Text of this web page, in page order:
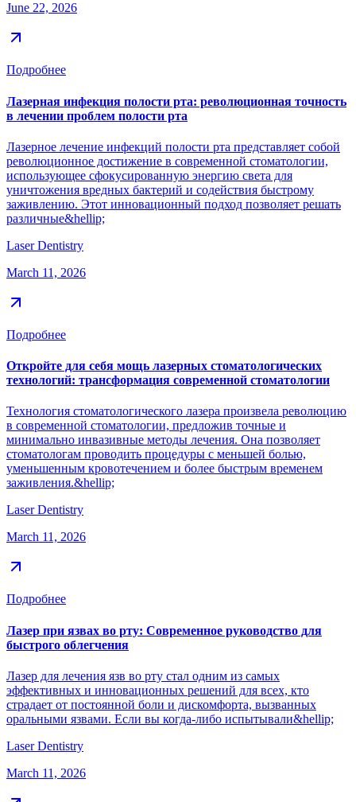
June 22, 2026
Подробнее
Лазерная инфекция полости рта: революционная точность
в лечении проблем полости рта
Лазерное лечение инфекций полости рта представляет собой
революционное достижение в современной стоматологии,
использующее сфокусированную энергию света для
уничтожения вредных бактерий и содействия быстрому
заживлению. Этот инновационный подход позволяет решать
различные&hellip;
Laser Dentistry
March 11, 2026
Подробнее
Откройте для себя мощь лазерных стоматологических
технологий: трансформация современной стоматологии
Технология стоматологического лазера произвела революцию
в современной стоматологии, предложив точные и
минимально инвазивные методы лечения. Она позволяет
стоматологам проводить процедуры с меньшей болью,
уменьшенным кровотечением и более быстрым временем
заживления.&hellip;
Laser Dentistry
March 11, 2026
Подробнее
Лазер при язвах во рту: Современное руководство для
быстрого облегчения
Лазер для лечения язв во рту стал одним из самых
эффективных и инновационных решений для всех, кто
страдает от постоянной боли и дискомфорта, вызванных
оральными язвами. Если вы когда-либо испытывали&hellip;
Laser Dentistry
March 11, 2026